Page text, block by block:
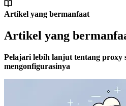
Artikel yang bermanfaat
Artikel yang
Pelajari lebih lanjut tentang proxy
mengonfigurasinya